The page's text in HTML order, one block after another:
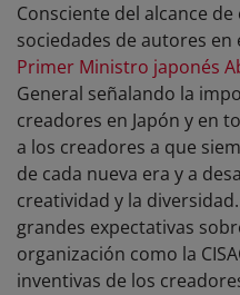
Consciente del alcance
sociedades de autores en
Primer Ministro japonés
General señalando la
creadores en Japón y en
a los creadores a que
de cada nueva era y a
creatividad y la
grandes expectativas
organización como la
inventivas de los